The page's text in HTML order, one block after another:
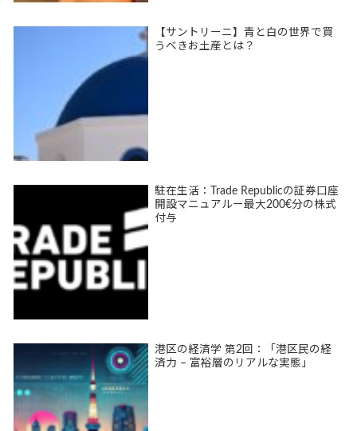
【サントリーニ】青と白の世界で買
うべきお土産とは？
駐在生活：Trade Republicの証券口座
開設マニュアルー最大200€分の株式
付与
港区の経済学 第2回：「港区民の経
済力 – 富裕層のリアルな実態」